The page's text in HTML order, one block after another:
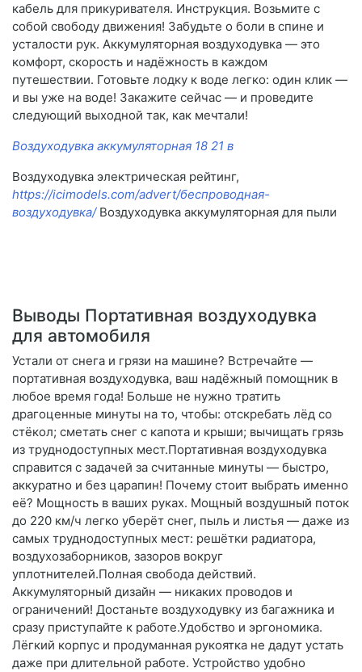
кабель для прикуривателя. Инструкция. Возьмите с
собой свободу движения! Забудьте о боли в спине и
усталости рук. Аккумуляторная воздуходувка — это
комфорт, скорость и надёжность в каждом
путешествии. Готовьте лодку к воде легко: один клик —
и вы уже на воде! Закажите сейчас — и проведите
следующий выходной так, как мечтали!
Воздуходувка аккумуляторная 18 21 в
Воздуходувка электрическая рейтинг,
https://icimodels.com/advert/беспроводная-
воздуходувка/Воздуходувка аккумуляторная для пыли
Выводы Портативная воздуходувка
для автомобиля
Устали от снега и грязи на машине? Встречайте —
портативная воздуходувка, ваш надёжный помощник в
любое время года! Больше не нужно тратить
драгоценные минуты на то, чтобы: отскребать лёд со
стёкол; сметать снег с капота и крыши; вычищать грязь
из труднодоступных мест.Портативная воздуходувка
справится с задачей за считанные минуты — быстро,
аккуратно и без царапин! Почему стоит выбрать именно
её? Мощность в ваших руках. Мощный воздушный поток
до 220 км/ч легко уберёт снег, пыль и листья — даже из
самых труднодоступных мест: решётки радиатора,
воздухозаборников, зазоров вокруг
уплотнителей.Полная свобода действий.
Аккумуляторный дизайн — никаких проводов и
ограничений! Достаньте воздуходувку из багажника и
сразу приступайте к работе.Удобство и эргономика.
Лёгкий корпус и продуманная рукоятка не дадут устать
даже при длительной работе. Устройство удобно